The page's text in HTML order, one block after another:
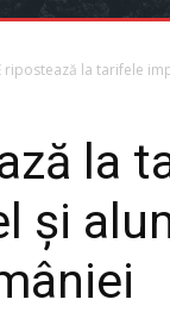
ripostează la tarifele
la
și